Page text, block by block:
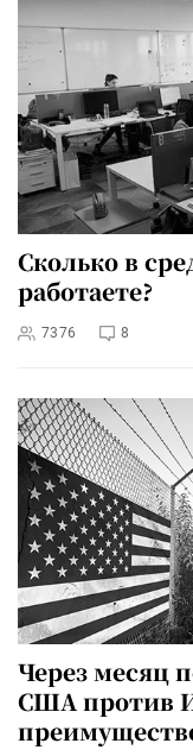
Сколько в
работаете?
7376 8
Через месяц
США против